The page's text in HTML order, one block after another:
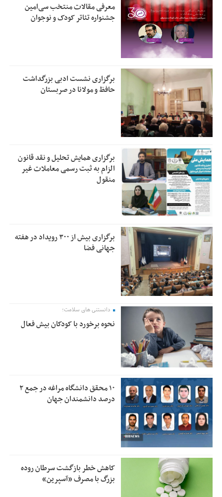
معرفی مقالات منتخب سی‌امین
جشنواره تئاتر کودک و نوجوان
برگزاری نشست ادبی بزرگداشت
حافظ و مولانا در صربستان
برگزاری همایش تحلیل و نقد قانون
الزام به ثبت رسمی معاملات غیر
منقول
برگزاری بیش از ۳۰۰ رویداد در هفته
جهانی فضا
دانستنی های سلامت؛
نحوه برخورد با کودکان بیش فعال
۱۰ محقق دانشگاه مراغه در جمع ۲
درصد دانشمندان جهان
کاهش خطر بازگشت سرطان روده
بزرگ با مصرف «آسپرین»